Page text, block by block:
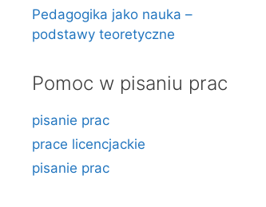
Pedagogika jako nauka –
podstawy teoretyczne
Pomoc w pisaniu prac
pisanie prac
prace licencjackie
pisanie prac